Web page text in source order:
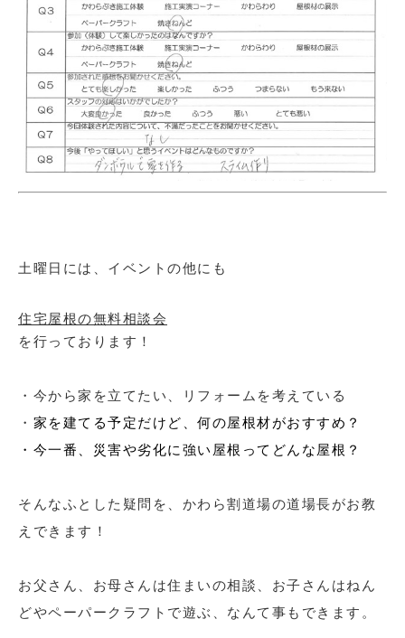
土曜日には、イベントの他にも
住宅屋根の無料相談会
を行っております！
・今から家を立てたい、リフォームを考えている
・ 家を建てる予定だけど、何の屋根材がおすすめ？
・今一番、災害や劣化に強い屋根ってどんな屋根？
そんなふとした疑問を、かわら割道場の道場長がお教
えできます！
お父さん、お母さんは住まいの相談、お子さんはねん
どやペーパークラフトで遊ぶ、なんて事もできます。